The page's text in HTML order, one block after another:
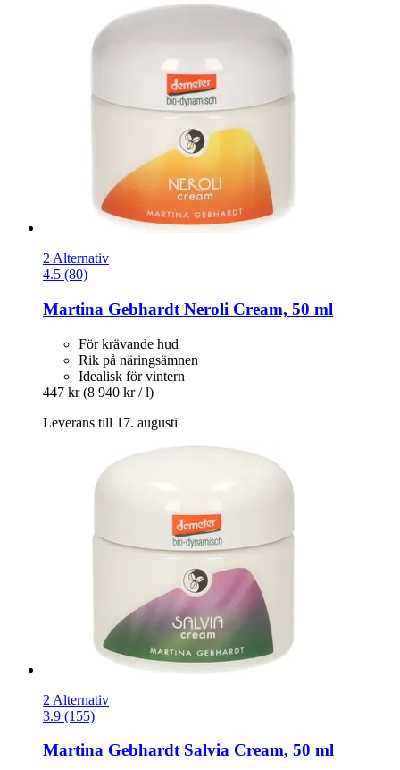
2 Alternativ
4.5 (80)
Martina Gebhardt Neroli Cream, 50 ml
För krävande hud
Rik på näringsämnen
Idealisk för vintern
447 kr (8 940 kr / l)
Leverans till 17. augusti
2 Alternativ
3.9 (155)
Martina GebhardtSalvia Cream, 50 ml